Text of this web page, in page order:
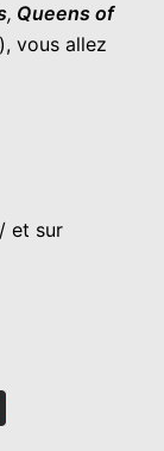
, Queens of
vous allez
et sur